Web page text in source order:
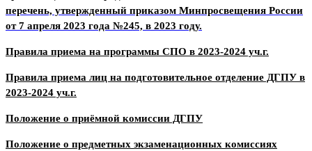
перечень, утвержденный приказом Минпросвещения России
от 7 апреля 2023 года №245, в 2023 году.
Правила приема на программы СПО в 2023-2024 уч.г.
Правила приема лиц на подготовительное отделение ДГПУ в
2023-2024 уч.г.
Положение о приёмной комиссии ДГПУ
Положение о предметных экзаменационных комиссиях